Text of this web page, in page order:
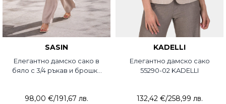
SASIN
Елегантно дамско сако в
бяло с 3/4 ръкав и брошка
98,00 €/191,67 лв.
KADELLI
Елегантно дамско сако
55290-02 KADELLI
132,42 €/258,99 лв.